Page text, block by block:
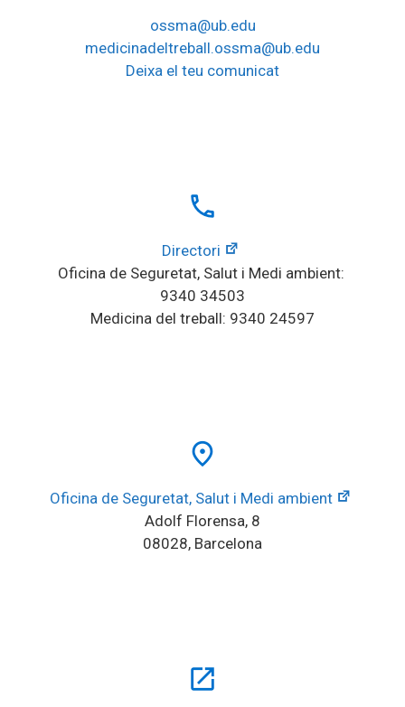
ossma@ub.edu
medicinadeltreball.ossma@ub.edu
Deixa el teu comunicat
local_phone
Directori
Oficina de Seguretat, Salut i Medi ambient:
9340 34503
Medicina del treball: 9340 24597
place
Oficina de Seguretat, Salut i Medi ambient
Adolf Florensa, 8
08028, Barcelona
open_in_new